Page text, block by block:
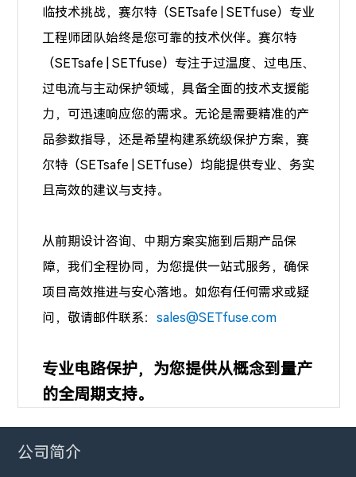
临技术挑战，赛尔特（SETsafe | SETfuse）专业
工程师团队始终是您可靠的技术伙伴。赛尔特
（SETsafe | SETfuse）专注于过温度、过电压、
过电流与主动保护领域，具备全面的技术支援能
力，可迅速响应您的需求。无论是需要精准的产
品参数指导，还是希望构建系统级保护方案，赛
尔特（SETsafe | SETfuse）均能提供专业、务实
且高效的建议与支持。
从前期设计咨询、中期方案实施到后期产品保
障，我们全程协同，为您提供一站式服务，确保
项目高效推进与安心落地。如您有任何需求或疑
问，敬请邮件联系：sales@SETfuse.com
专业电路保护，为您提供从概念到量产
的全周期支持。
公司简介